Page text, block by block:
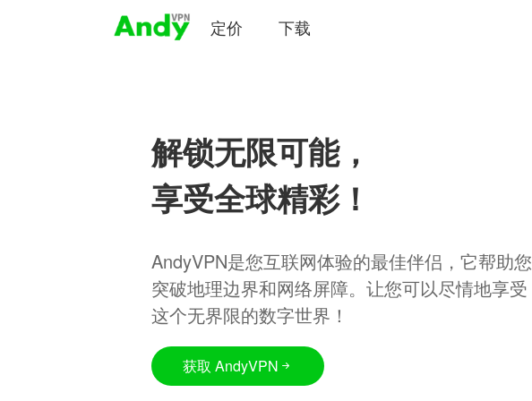
定价 下载
解锁无限可能，
享受全球精彩！
AndyVPN是您互联网体验的最佳伴侣，它帮助您
突破地理边界和网络屏障。让您可以尽情地享受
这个无界限的数字世界！
获取 AndyVPN